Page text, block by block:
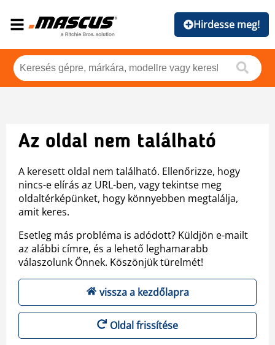
Hirdesse meg!
Az oldal nem található
A keresett oldal nem található. Ellenőrizze, hogy
nincs-e elírás az URL-ben, vagy tekintse meg
oldaltérképünket, hogy könnyebben megtalálja,
amit keres.
Esetleg más probléma is adódott? Küldjön e-mailt
az alábbi címre, és a lehető leghamarabb
válaszolunk Önnek. Köszönjük türelmét!
vissza a kezdőlapra
Oldal frissítése